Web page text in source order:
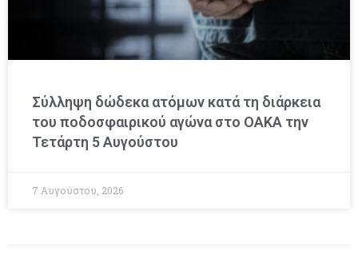
Σύλληψη δώδεκα ατόμων κατά τη διάρκεια
του ποδοσφαιρικού αγώνα στο ΟΑΚΑ την
Τετάρτη 5 Αυγούστου
7 Αυγούστου, 2026